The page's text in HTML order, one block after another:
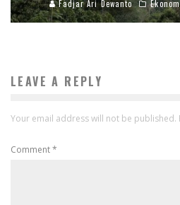
Fadjar Ari Dewanto
LEAVE A REPLY
Your email address will not be published.
Comment*